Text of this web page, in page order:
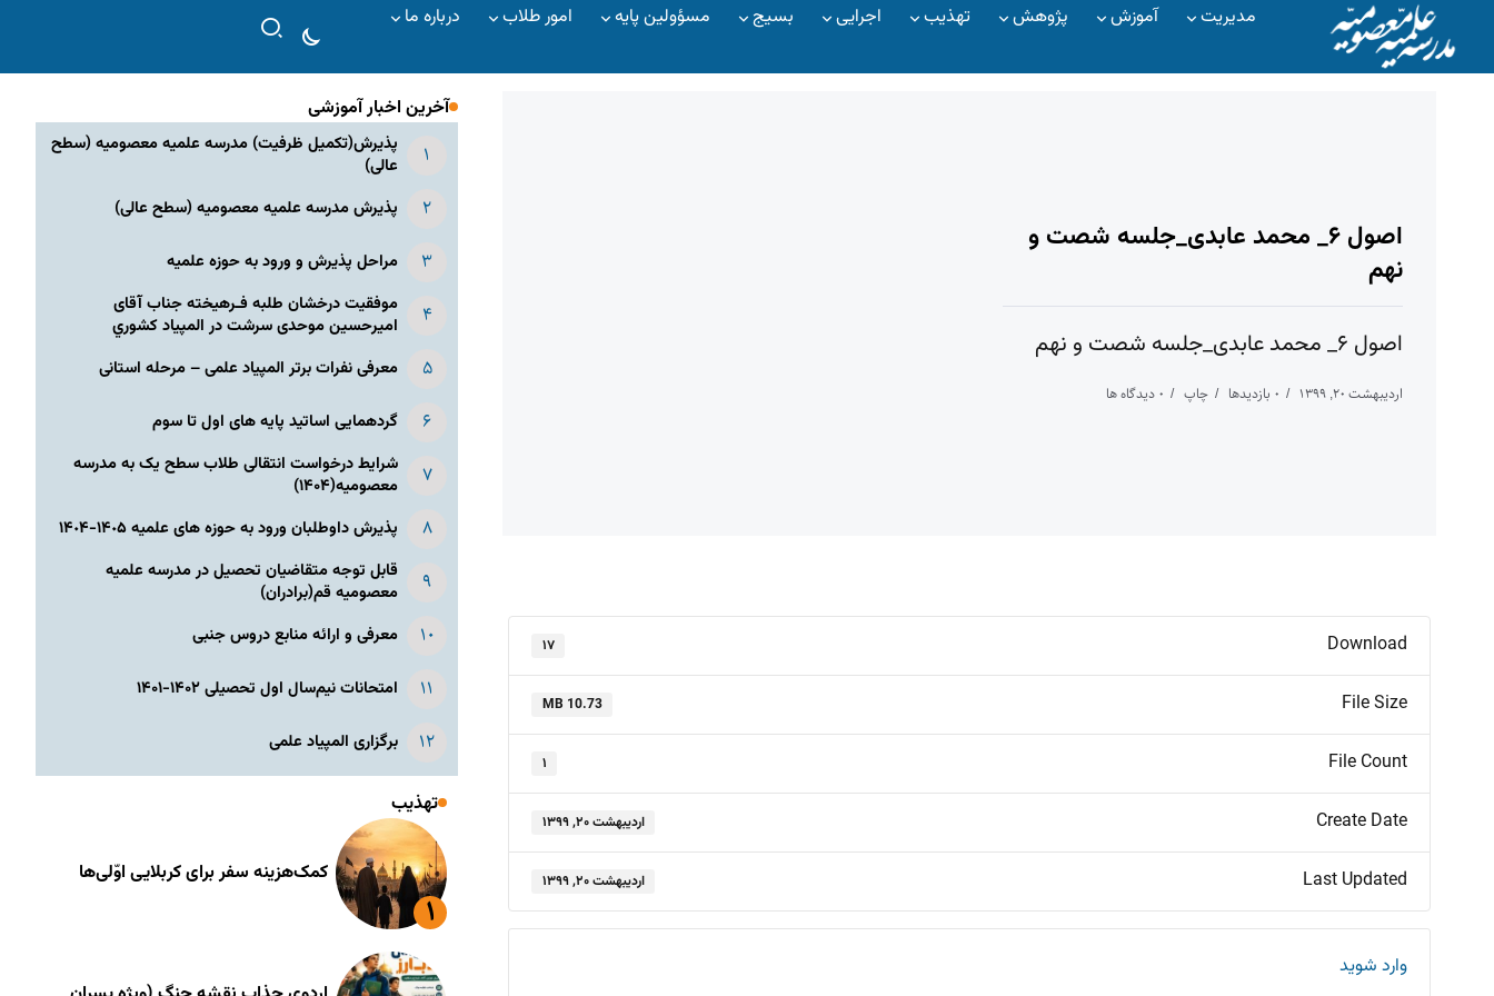
مدیریت آموزش پژوهش تهذیب اجرایی بسیج مسؤولین پایه امور طلاب درباره ما
اصول ۶_ محمد عابدی_جلسه شصت و
نهم
اصول ۶_ محمد عابدی_جلسه شصت و نهم
اردیبهشت ۲۰, ۱۳۹۹ ۰ بازدیدها چاپ ۰ دیدگاه ها
Download ۱۷
File Size
10.73 MB
File Count ۱
Create Date اردیبهشت ۲۰, ۱۳۹۹
Last Updated اردیبهشت ۲۰, ۱۳۹۹
وارد شوید
آخرین اخبار آموزشی
پذیرش(تکمیل ظرفیت) مدرسه علمیه معصومیه‌ (سطح
عالی)
پذیرش مدرسه علمیه معصومیه‌ (سطح عالی)
مراحل پذیرش و ورود به حوزه علمیه
موفقیت درخشان طلبه فـرهیخته جناب آقای
امیرحسین موحدی سرشت در المپياد كشوري
معرفی نفرات برتر المپیاد علمی – مرحله استانی
گردهمایی اساتید پایه های اول تا سوم
شرایط درخواست انتقالی طلاب سطح یک به مدرسه
معصومیه(۱۴۰۴)
پذیرش داوطلبان ورود به حوزه های علمیه ١۴٠۵-١۴٠۴
قابل توجه متقاضیان تحصیل در مدرسه علمیه
معصومیه قم(برادران)
معرفی و ارائه منابع دروس جنبی
امتحانات نیم‌سال اول تحصیلی ۱۴۰۲-۱۴۰۱
برگزاری المپیاد علمی
تهذیب
کمک‌هزینه سفر برای کربلایی اوّلی‌ها